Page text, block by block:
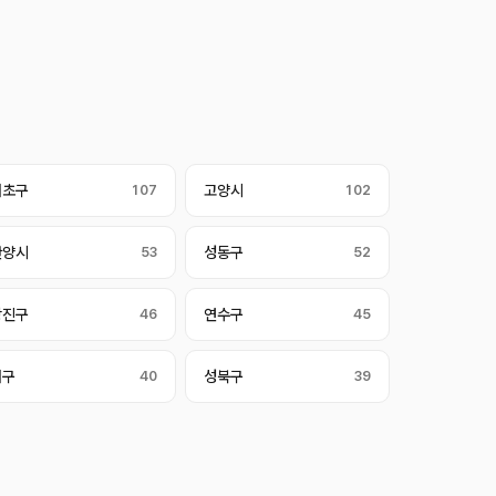
구 107 고양시 102
시 53 성동구 52
구 46 연수구 45
40 성북구 39